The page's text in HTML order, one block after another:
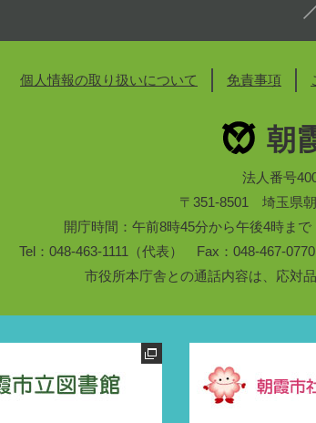
個人情報の取り扱いについて 免責事項
朝
法人番号
〒351-8501 埼玉県
開庁時間：午前8時45分から午後4時ま
Tel：048-463-1111（代表） Fax：048-467-
市役所本庁舎との通話内容は、応対